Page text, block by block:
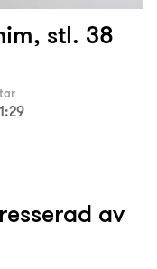
stl. 38
av